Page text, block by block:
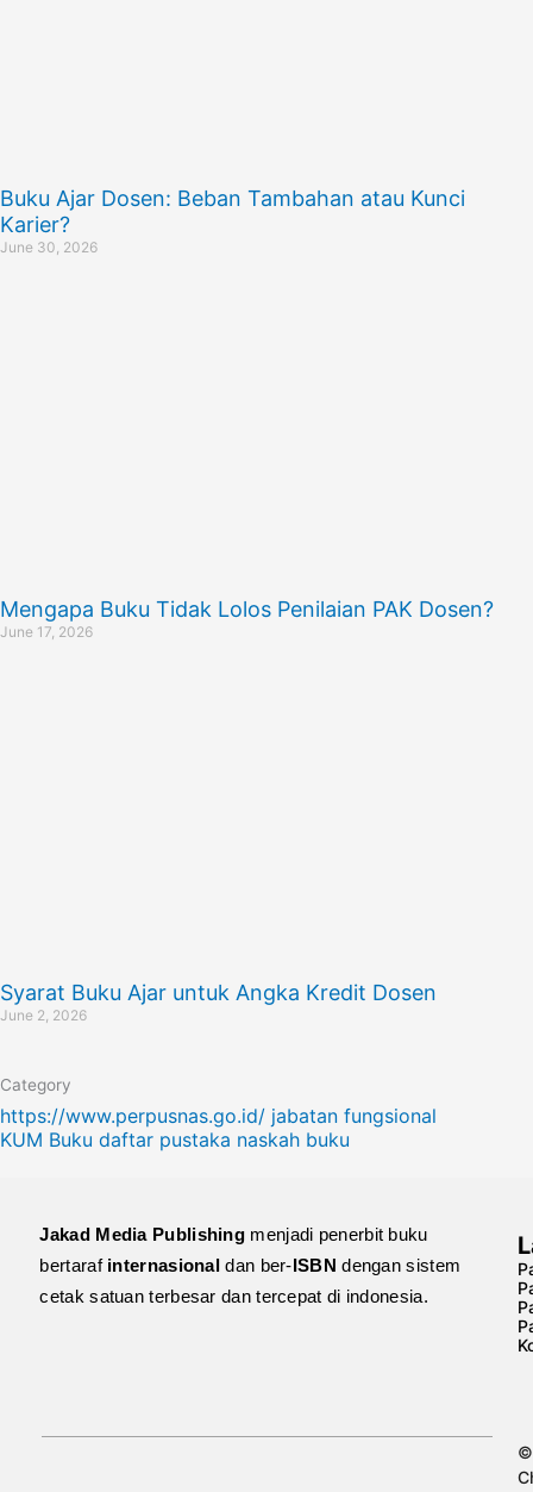
Buku Ajar Dosen: Beban Tambahan atau Kunci
Karier?
June 30, 2026
Mengapa Buku Tidak Lolos Penilaian PAK Dosen?
June 17, 2026
Syarat Buku Ajar untuk Angka Kredit Dosen
June 2, 2026
Category
https://www.perpusnas.go.id/ jabatan fungsional
KUM Buku daftar pustaka naskah buku
Jakad Media Publishing menjadi penerbit buku
bertaraf internasional dan ber-ISBN dengan sistem
cetak satuan terbesar dan tercepat di indonesia.